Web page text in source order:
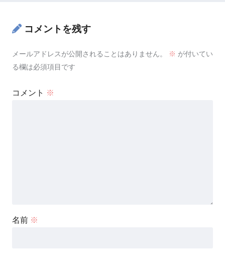
コメントを残す
メールアドレスが公開されることはありません。 ※ が付いてい
る欄は必須項目です
コメント ※
名前 ※